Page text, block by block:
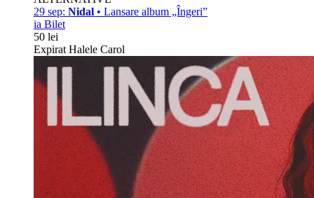
29 sep: Nidal • Lansare album „Îngeri”
ia Bilet
50 lei
Expirat Halele Carol